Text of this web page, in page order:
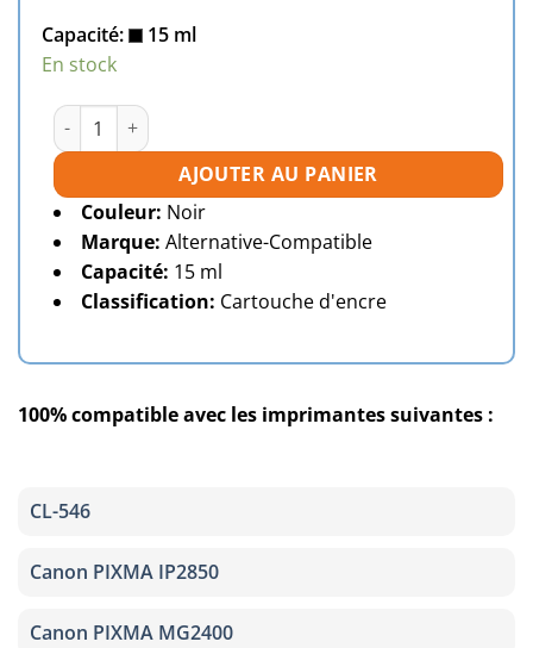
Capacité:
15 ml
En stock
quantité de Cartouche d'encre compatible Canon PG-545
AJOUTER AU PANIER
Couleur: Noir
Marque: Alternative-Compatible
Capacité: 15 ml
Classification: Cartouche d'encre
100% compatible avec les imprimantes suivantes :
CL-546
Canon PIXMA IP2850
Canon PIXMA MG2400